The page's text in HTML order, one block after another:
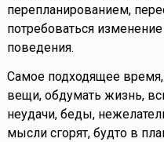
перепланированием,
потребоваться
поведения.
Самое подходящее
вещи, обдумать жизнь,
неудачи, беды,
мысли сгорят, будто в